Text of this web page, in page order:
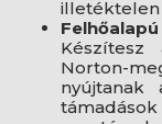
illetéktelen
Norton-
nyújtanak